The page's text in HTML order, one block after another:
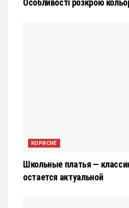
Особливості розкрою
КОРИСНЕ
Школьные платья —
остается актуальной